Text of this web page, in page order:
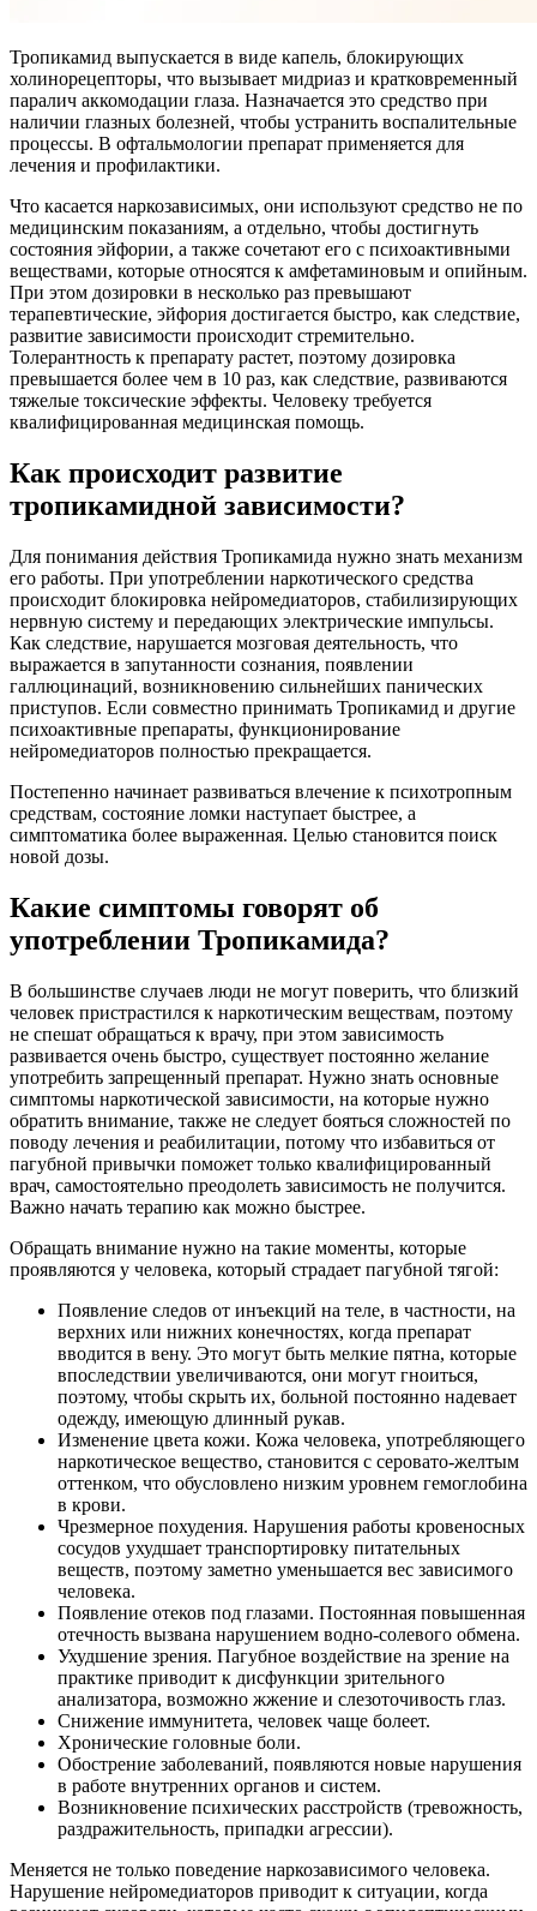
Тропикамид выпускается в виде капель, блокирующих
холинорецепторы, что вызывает мидриаз и кратковременный
паралич аккомодации глаза. Назначается это средство при
наличии глазных болезней, чтобы устранить воспалительные
процессы. В офтальмологии препарат применяется для
лечения и профилактики.
Что касается наркозависимых, они используют средство не по
медицинским показаниям, а отдельно, чтобы достигнуть
состояния эйфории, а также сочетают его с психоактивными
веществами, которые относятся к амфетаминовым и опийным.
При этом дозировки в несколько раз превышают
терапевтические, эйфория достигается быстро, как следствие,
развитие зависимости происходит стремительно.
Толерантность к препарату растет, поэтому дозировка
превышается более чем в 10 раз, как следствие, развиваются
тяжелые токсические эффекты. Человеку требуется
квалифицированная медицинская помощь.
Как происходит развитие
тропикамидной зависимости?
Для понимания действия Тропикамида нужно знать механизм
его работы. При употреблении наркотического средства
происходит блокировка нейромедиаторов, стабилизирующих
нервную систему и передающих электрические импульсы.
Как следствие, нарушается мозговая деятельность, что
выражается в запутанности сознания, появлении
галлюцинаций, возникновению сильнейших панических
приступов. Если совместно принимать Тропикамид и другие
психоактивные препараты, функционирование
нейромедиаторов полностью прекращается.
Постепенно начинает развиваться влечение к психотропным
средствам, состояние ломки наступает быстрее, а
симптоматика более выраженная. Целью становится поиск
новой дозы.
Какие симптомы говорят об
употреблении Тропикамида?
В большинстве случаев люди не могут поверить, что близкий
человек пристрастился к наркотическим веществам, поэтому
не спешат обращаться к врачу, при этом зависимость
развивается очень быстро, существует постоянно желание
употребить запрещенный препарат. Нужно знать основные
симптомы наркотической зависимости, на которые нужно
обратить внимание, также не следует бояться сложностей по
поводу лечения и реабилитации, потому что избавиться от
пагубной привычки поможет только квалифицированный
врач, самостоятельно преодолеть зависимость не получится.
Важно начать терапию как можно быстрее.
Обращать внимание нужно на такие моменты, которые
проявляются у человека, который страдает пагубной тягой:
Появление следов от инъекций на теле, в частности, на
верхних или нижних конечностях, когда препарат
вводится в вену. Это могут быть мелкие пятна, которые
впоследствии увеличиваются, они могут гноиться,
поэтому, чтобы скрыть их, больной постоянно надевает
одежду, имеющую длинный рукав.
Изменение цвета кожи. Кожа человека, употребляющего
наркотическое вещество, становится с серовато-желтым
оттенком, что обусловлено низким уровнем гемоглобина
в крови.
Чрезмерное похудения. Нарушения работы кровеносных
сосудов ухудшает транспортировку питательных
веществ, поэтому заметно уменьшается вес зависимого
человека.
Появление отеков под глазами. Постоянная повышенная
отечность вызвана нарушением водно-солевого обмена.
Ухудшение зрения. Пагубное воздействие на зрение на
практике приводит к дисфункции зрительного
анализатора, возможно жжение и слезоточивость глаз.
Снижение иммунитета, человек чаще болеет.
Хронические головные боли.
Обострение заболеваний, появляются новые нарушения
в работе внутренних органов и систем.
Возникновение психических расстройств (тревожность,
раздражительность, припадки агрессии).
Меняется не только поведение наркозависимого человека.
Нарушение нейромедиаторов приводит к ситуации, когда